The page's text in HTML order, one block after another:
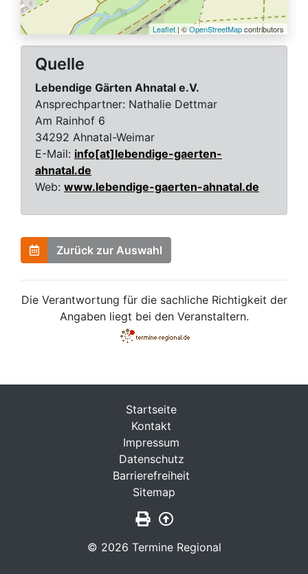
Leaflet | ©OpenStreetMapcontributors
Quelle
Lebendige Gärten Ahnatal e.V.
Ansprechpartner: Nathalie Dettmar
Am Rainhof 6
34292 Ahnatal-Weimar
E-Mail: info[at]lebendige-gaerten-
ahnatal.de
Web: www.lebendige-gaerten-ahnatal.de
Zurück zur Auswahl
Die Verantwortung für die sachliche Richtigkeit der
Angaben liegt bei den Veranstaltern.
© 2026 Termine Regional
Startseite
Kontakt
Impressum
Datenschutz
Barrierefreiheit
Sitemap
Seite drucken
Zurück nach oben